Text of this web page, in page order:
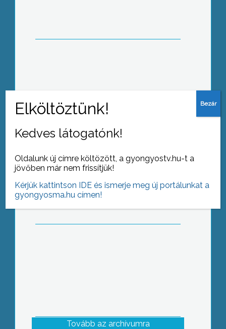
számolnak
Színes jelmezekkel, vidám műsorokkal
Felsővárosi Általános Iskolás gyerekek
a farsangra
Tovább az archívumra
Kedves látogatónk!
Oldalunk új címre költözött, a gyongyostv.hu-t a
jövőben már nem frissítjük!
Kérjük kattintson IDE és ismerje meg új portálunkat a
gyongyosma.hu címen!